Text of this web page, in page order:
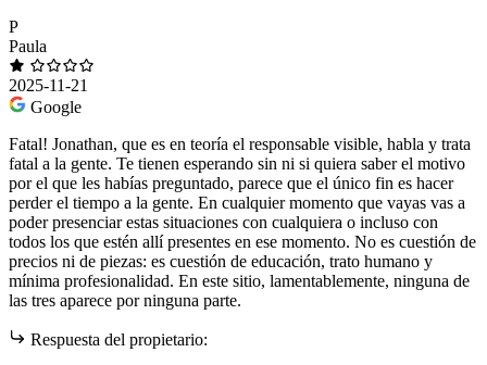
P
Paula
2025-11-21
Google
Fatal! Jonathan, que es en teoría el responsable visible, habla y trata
fatal a la gente. Te tienen esperando sin ni si quiera saber el motivo
por el que les habías preguntado, parece que el único fin es hacer
perder el tiempo a la gente. En cualquier momento que vayas vas a
poder presenciar estas situaciones con cualquiera o incluso con
todos los que estén allí presentes en ese momento. No es cuestión de
precios ni de piezas: es cuestión de educación, trato humano y
mínima profesionalidad. En este sitio, lamentablemente, ninguna de
las tres aparece por ninguna parte.
Respuesta del propietario: